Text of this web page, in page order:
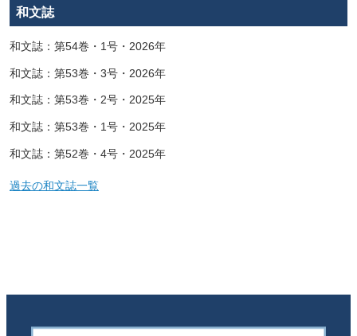
和文誌
和文誌：第54巻・1号・2026年
和文誌：第53巻・3号・2026年
和文誌：第53巻・2号・2025年
和文誌：第53巻・1号・2025年
和文誌：第52巻・4号・2025年
過去の和文誌一覧